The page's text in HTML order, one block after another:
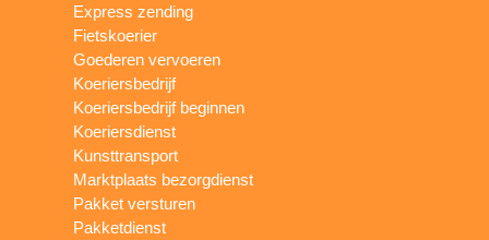
Express zending
Fietskoerier
Goederen vervoeren
Koeriersbedrijf
Koeriersbedrijf beginnen
Koeriersdienst
Kunsttransport
Marktplaats bezorgdienst
Pakket versturen
Pakketdienst